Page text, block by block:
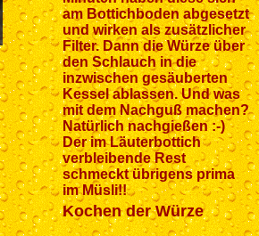
am Bottichboden abgesetzt
und wirken als zusätzlicher
Filter. Dann die Würze über
den Schlauch in die
inzwischen gesäuberten
Kessel ablassen. Und was
mit dem Nachguß machen?
Natürlich nachgießen :-)
Der im Läuterbottich
verbleibende Rest
schmeckt übrigens prima
im Müsli!!
Kochen der Würze